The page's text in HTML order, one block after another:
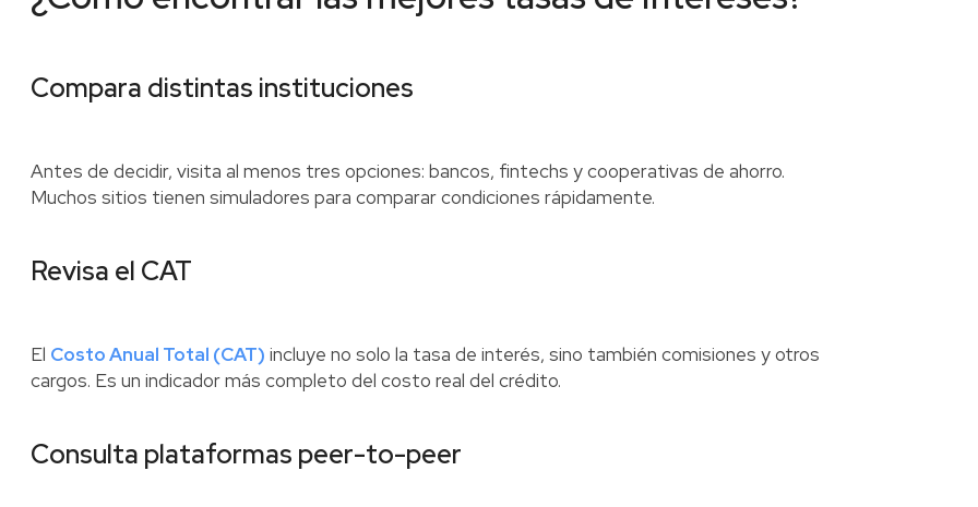
Compara distintas instituciones
Antes de decidir, visita al menos tres opciones: bancos, fintechs y cooperativas de ahorro.
Muchos sitios tienen simuladores para comparar condiciones rápidamente.
Revisa el CAT
El Costo Anual Total (CAT) incluye no solo la tasa de interés, sino también comisiones y otros
cargos. Es un indicador más completo del costo real del crédito.
Consulta plataformas peer-to-peer